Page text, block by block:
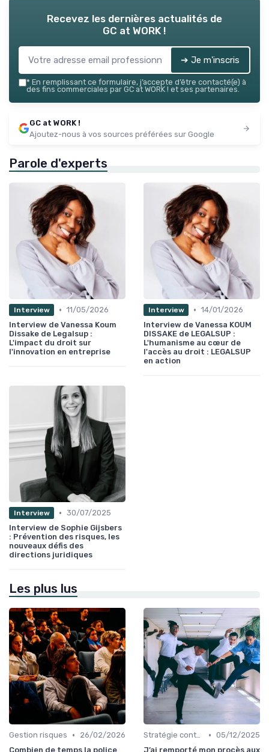
Recevez les dernières actualités de
GC at WORK !
➔ Je m'inscris
* En remplissant ce formulaire, j’accepte d’être contacté(e) à
des fins commerciales par GC at WORK ! et ses partenaires.
GC at WORK !
Ajoutez-nous à vos sources préférées sur Google
Parole d'experts
Interview • 11/05/2026
Interview de Vanessa Koum
Dissake de Legalsup :
L'impact du droit sur
l'innovation en entreprise
Interview • 14/01/2026
Interview de Vanessa KOUM
DISSAKE de LEGALSUP :
L'humanisme au cœur de
l'accès au droit : LEGALSUP
en action
Interview • 30/07/2025
Interview de Sophie Gijsbers
: Prévention des risques, les
nouveaux défis des
directions juridiques
Les plus lus
Gestion risques •
26/02/2026
Combien de temps la police
Stratégie contentieuse • 05/12/2025
J’ai remporté mon procès aux